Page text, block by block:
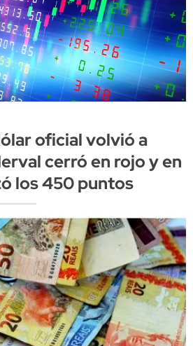
oficial volvió a
cerró en rojo y en
los 450 puntos